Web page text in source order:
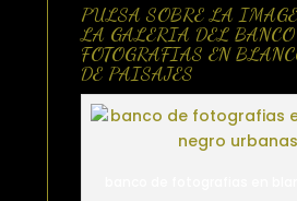
PULSA SOBRE LA
LA GALERIA DEL BANCO
FOTOGRAFIAS EN
DE PAISAJES